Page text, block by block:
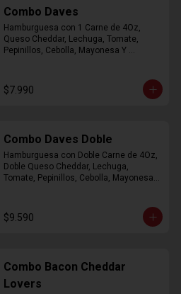
Combo Daves
Hamburguesa con 1 Carne de 4Oz,
Queso Cheddar, Lechuga, Tomate,
Pepinillos, Cebolla, Mayonesa Y
$7.990
Combo Daves Doble
Hamburguesa con Doble Carne de 4Oz,
Doble Queso Cheddar, Lechuga,
Tomate, Pepinillos, Cebolla, Mayonesa y
$9.590
Combo Bacon Cheddar
Lovers